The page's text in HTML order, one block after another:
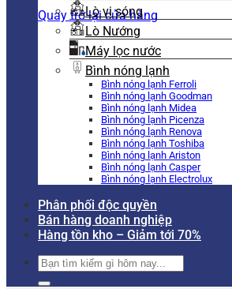
Quay trở lại cửa hàng
Lò vi sóng
Lò Nướng
Máy lọc nước
Bình nóng lạnh
Bình nóng lạnh Ferroli
Bình nóng lạnh Goodman
Bình nóng lạnh Midea
Bình nóng lạnh Picenza
Bình nóng lạnh Renova
Bình nóng lạnh Toshiba
Bình nóng lạnh Ariston
Bình nóng lạnh Casper
Bình nóng lạnh Electrolux
Phân phối độc quyền
Bán hàng doanh nghiệp
Hàng tồn kho – Giảm tới 70%
Tìm
kiếm: